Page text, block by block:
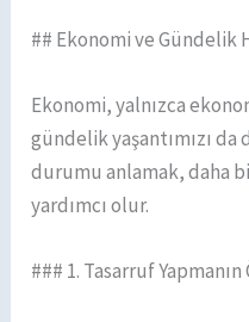
## Ekonomi ve Gündelik
Ekonomi, yalnızca
gündelik yaşantımızı
durumu anlamak, daha
yardımcı olur.
### 1. Tasarruf Yapmanın